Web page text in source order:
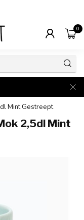
0
Mint Gestreept
2,5dl Mint